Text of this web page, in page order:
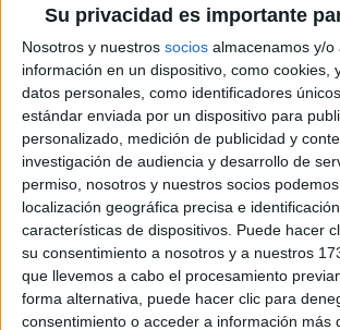
Su privacidad es importante
Nosotros y nuestros socios almacenamos y/o
información en un dispositivo, como cookies,
datos personales, como identificadores
estándar enviada por un dispositivo para
personalizado, medición de publicidad y
investigación de audiencia y desarrollo de
permiso, nosotros y nuestros socios
localización geográfica precisa e
características de dispositivos. Puede hacer
su consentimiento a nosotros y a nuestros
que llevemos a cabo el procesamiento
forma alternativa, puede hacer clic para
consentimiento o acceder a información más
animará ir viendo tus logros diarios.
Comienza el día con una gran sonrisa.
como reír, te ayudará a sentirte mejor. La
endorfinas que actúan como analgésicos
Piensa: ¡hoy va a ser un gran día!
una mentalidad ganadora y piensa: “hoy
que me proponga”. La certeza y la
podemos conseguir lo que deseamos nos
Como Churchill decía: “Un optimista ve
toda calamidad y un pesimista ve una
oportunidad”.
Artículos recomendados